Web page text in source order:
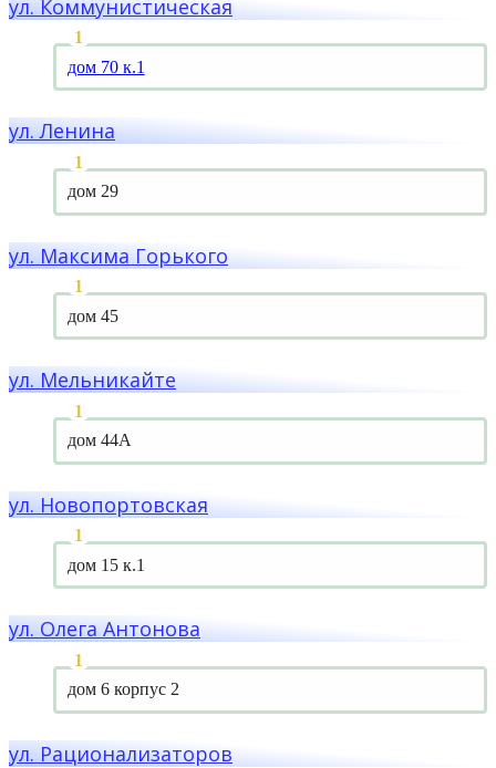
ул. Коммунистическая
дом 70 к.1
ул. Ленина
дом 29
ул. Максима Горького
дом 45
ул. Мельникайте
дом 44А
ул. Новопортовская
дом 15 к.1
ул. Олега Антонова
дом 6 корпус 2
ул. Рационализаторов